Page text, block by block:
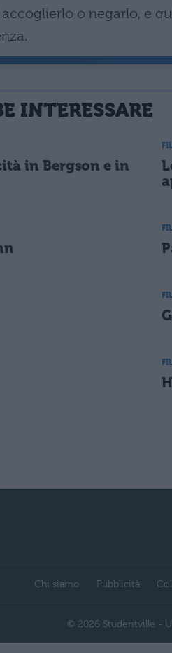
o negarlo, e
INTERESSARE
in Bergson e in
Chi siamo Pubblicità
© 2026 Studentville - U